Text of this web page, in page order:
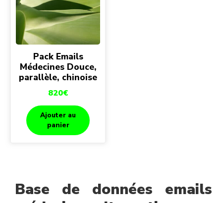
Pack Emails
Médecines Douce,
parallèle, chinoise
820€
Ajouter au
panier
Base de données emails